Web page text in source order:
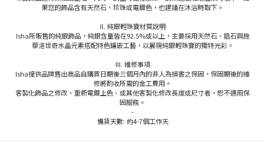
果您的飾品含有天然石、珍珠或電鍍色，也建議在沐浴時取下。
II. 純銀輕珠寶材質說明
Isha所販售的純銀飾品，純銀含量皆在92.5%或以上，主要採用天然石、鋯石與施
華洛世奇水晶元素搭配特色鑲嵌工藝，以展現純銀輕珠寶的獨特光彩。
III. 維修事項
Isha提供品牌售出商品自購買日期後三個月內的非人為損害之保固，保固期後的維
修將酌收所需的金工費用。
客製化飾品之修改、重新電鍍上色、或其他客製化修改長度或尺寸者，恕不適用保
固服務。
-
備貨天數: 約4-7個工作天